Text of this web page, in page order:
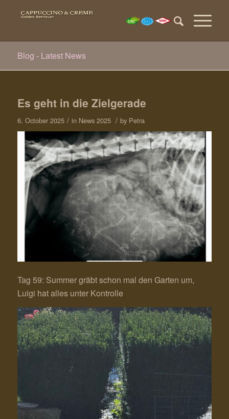
Blog - Latest News
Es geht in die Zielgerade
6. October 2025 / in News 2025 / by Petra
Tag 59: Summer gräbt schon mal den Garten um,
Luigi hat alles unter Kontrolle